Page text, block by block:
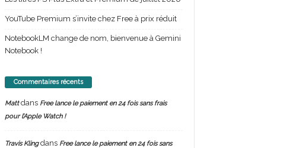
YouTube Premium s’invite chez Free à prix réduit
NotebookLM change de nom, bienvenue à Gemini
Notebook !
Commentaires récents
Mattdans Free lance le paiement en 24 fois sans frais
pour l’Apple Watch !
Travis Klingdans Free lance le paiement en 24 fois sans